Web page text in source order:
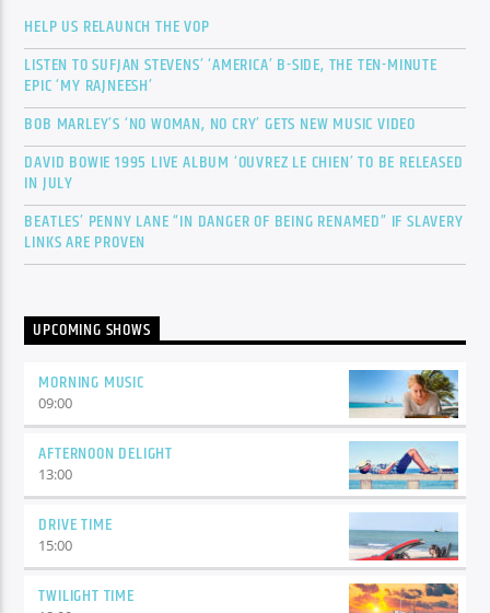
HELP US RELAUNCH THE VOP
LISTEN TO SUFJAN STEVENS’ ‘AMERICA’ B-SIDE, THE TEN-MINUTE
EPIC ‘MY RAJNEESH’
BOB MARLEY’S ‘NO WOMAN, NO CRY’ GETS NEW MUSIC VIDEO
DAVID BOWIE 1995 LIVE ALBUM ‘OUVREZ LE CHIEN’ TO BE RELEASED
IN JULY
BEATLES’ PENNY LANE “IN DANGER OF BEING RENAMED” IF SLAVERY
LINKS ARE PROVEN
UPCOMING SHOWS
MORNING MUSIC
09:00
AFTERNOON DELIGHT
13:00
DRIVE TIME
15:00
TWILIGHT TIME